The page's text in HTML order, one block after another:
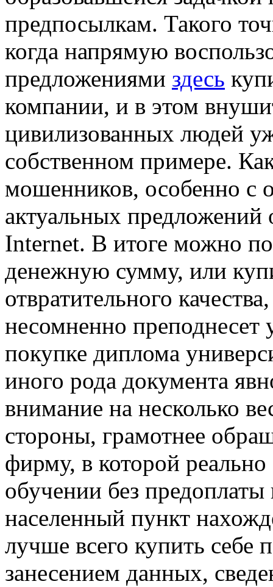
предпосылкам. Такого
когда напрямую
предложениями здесь
компании, и в этом
цивилизованных людей
собственном примере.
мошенников, особенно с
актуальных предложений
Internet. В итоге можно
денежную сумму, или
отвратительного
несомненно
покупке диплома
иного рода документа
внимание на несколько
стороны, грамотнее
фирму, в которой реально
обучении без
населенный пункт
лучше всего купить себе
занесением данных,